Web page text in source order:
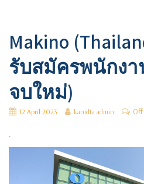
Makino
รับสมัครพนักง
จบใหม่)
12 April 2023 kanidta admin Off
.